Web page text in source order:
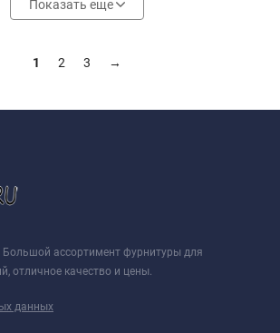
Показать еще
1 2 3 →
Большой ассортимент фурнитуры для
отличное качество и цены.
данных